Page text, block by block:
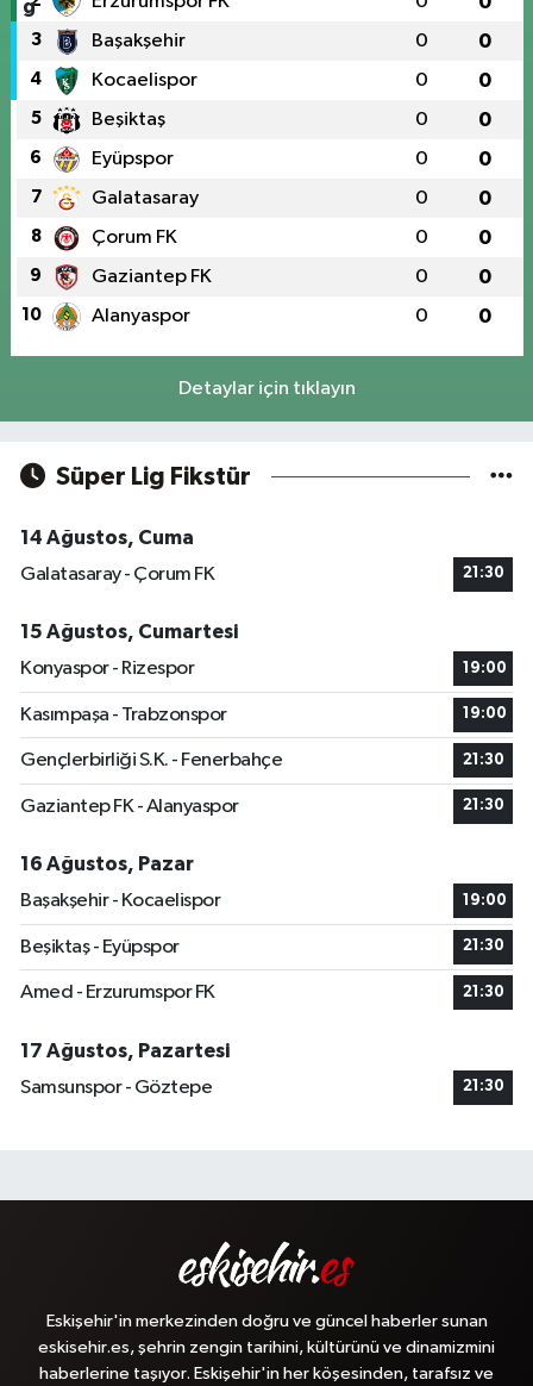
3 Başakşehir 0 0
4 Kocaelispor 0 0
5 Beşiktaş 0 0
6 Eyüpspor 0 0
7 Galatasaray 0 0
8 Çorum FK 0 0
9 Gaziantep FK 0 0
10 Alanyaspor 0 0
Detaylar için tıklayın
Süper Lig Fikstür
14 Ağustos, Cuma
Galatasaray - Çorum FK
21:30
15 Ağustos, Cumartesi
Konyaspor - Rizespor
19:00
Kasımpaşa - Trabzonspor 19:00
Gençlerbirliği S.K. - Fenerbahçe 21:30
Gaziantep FK - Alanyaspor 21:30
16 Ağustos, Pazar
Başakşehir - Kocaelispor
19:00
Beşiktaş - Eyüpspor 21:30
Amed - Erzurumspor FK 21:30
17 Ağustos, Pazartesi
Samsunspor - Göztepe
21:30
Eskişehir'in merkezinden doğru ve güncel haberler sunan
eskisehir.es, şehrin zengin tarihini, kültürünü ve dinamizmini
haberlerine taşıyor. Eskişehir'in her köşesinden, tarafsız ve